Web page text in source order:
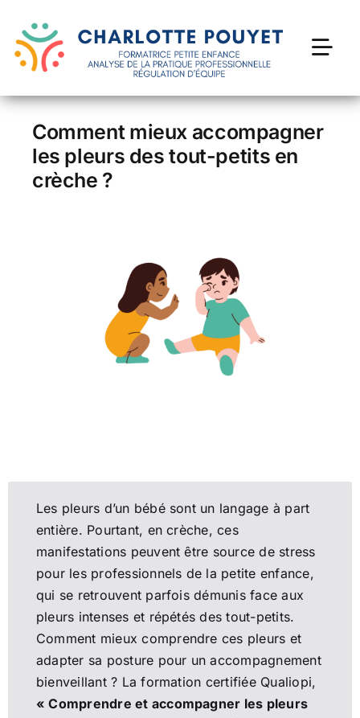
contenu
Accompagnement des profesionnel·le·s
Comment mieux accompagner
les pleurs des tout-petits en
crèche ?
Les pleurs d’un bébé sont un langage à part
entière. Pourtant, en crèche, ces
manifestations peuvent être source de stress
pour les professionnels de la petite enfance,
qui se retrouvent parfois démunis face aux
pleurs intenses et répétés des tout-petits.
Comment mieux comprendre ces pleurs et
adapter sa posture pour un accompagnement
bienveillant ? La formation certifiée Qualiopi,
« Comprendre et accompagner les pleurs